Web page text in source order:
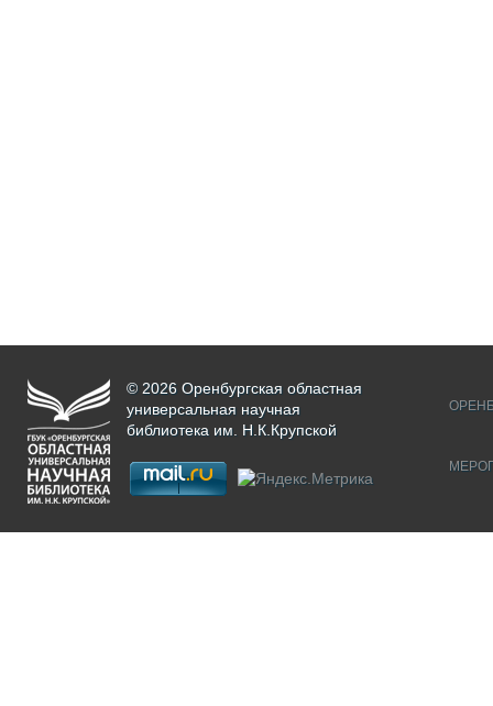
© 2026 Оренбургская областная
универсальная научная
библиотека им. Н.К.Крупской